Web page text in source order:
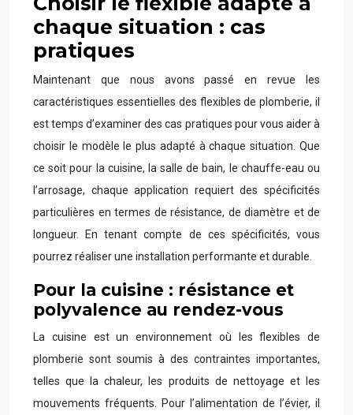
chaque situation : cas
pratiques
Maintenant que nous avons passé en revue les
caractéristiques essentielles des flexibles de plomberie, il
est temps d’examiner des cas pratiques pour vous aider à
choisir le modèle le plus adapté à chaque situation. Que
ce soit pour la cuisine, la salle de bain, le chauffe-eau ou
l’arrosage, chaque application requiert des spécificités
particulières en termes de résistance, de diamètre et de
longueur. En tenant compte de ces spécificités, vous
pourrez réaliser une installation performante et durable.
Pour la cuisine : résistance et
polyvalence au rendez-vous
La cuisine est un environnement où les flexibles de
plomberie sont soumis à des contraintes importantes,
telles que la chaleur, les produits de nettoyage et les
mouvements fréquents. Pour l’alimentation de l’évier, il